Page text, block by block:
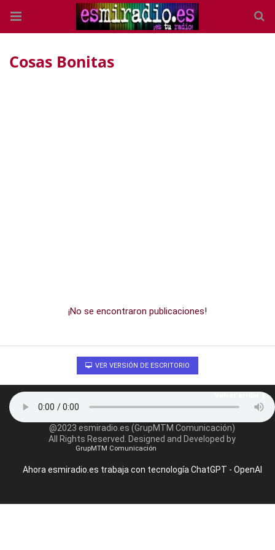
Cosas Bonitas
¡No se encontraron publicaciones!
VER VERSIÓN DE ESCRITORIO
@2023 esmiradio.es (GrupMTM Comunicación)
All Rights Reserved. Designed and Developed by
GrupMTM Comunicación
Ahora esmiradio.es trabaja con tecnología ChatGPT - OpenAI